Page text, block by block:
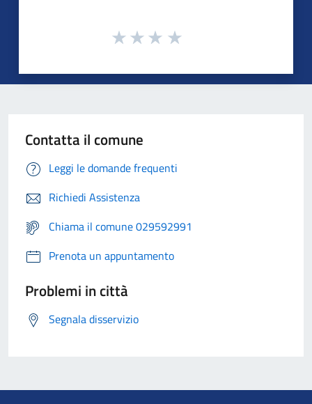
Contatta il comune
Leggi le domande frequenti
Richiedi Assistenza
Chiama il comune 029592991
Prenota un appuntamento
Problemi in città
Segnala disservizio